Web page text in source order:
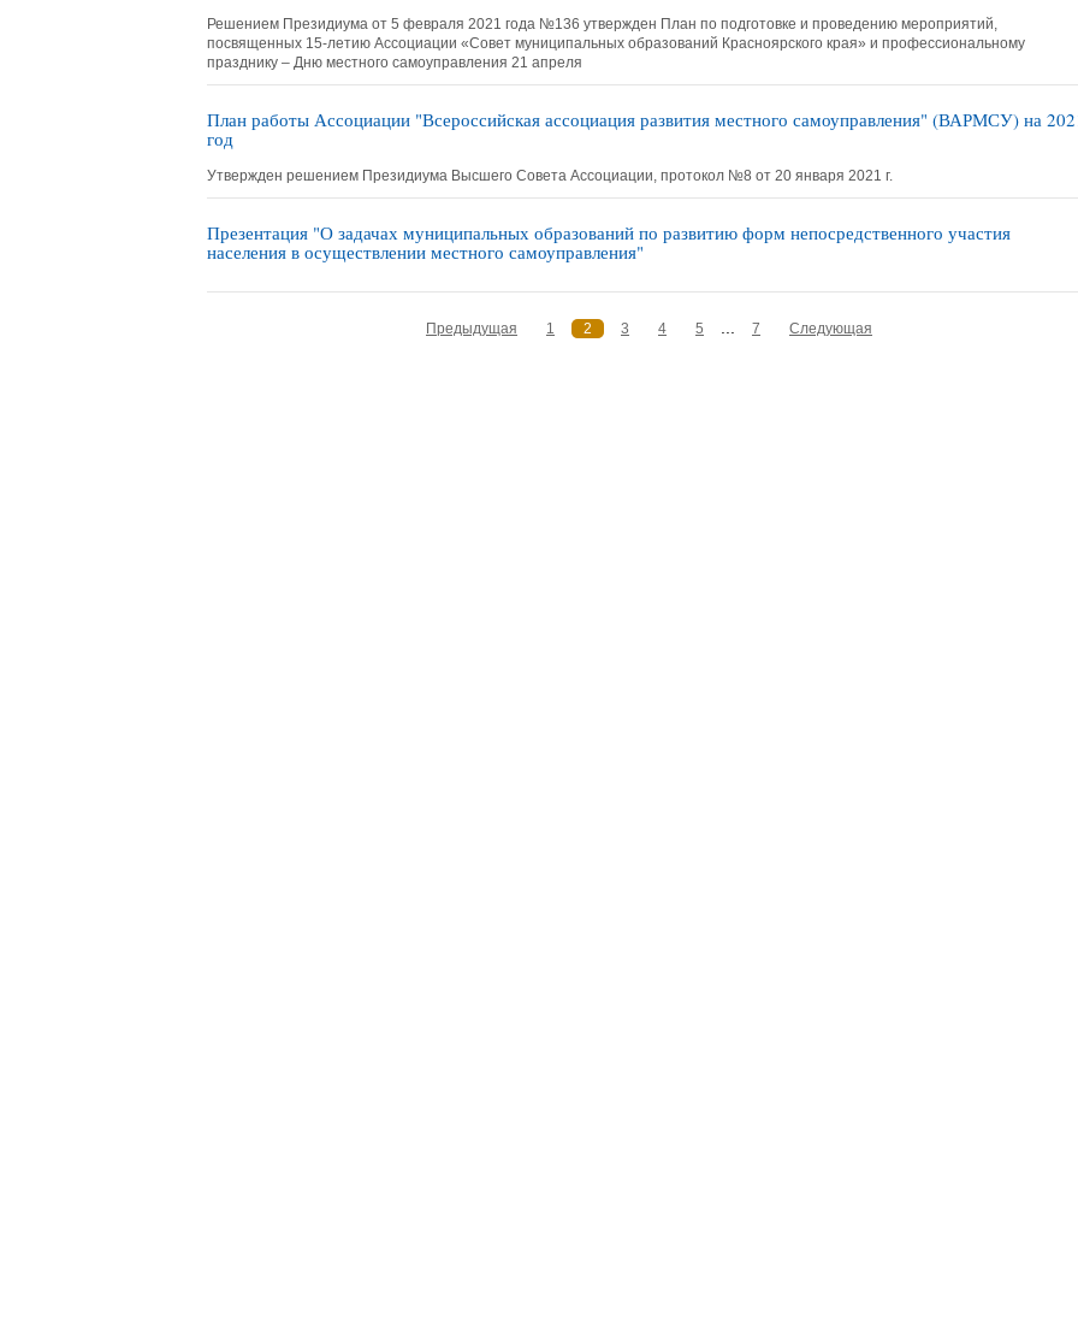
Решением Президиума от 5 февраля 2021 года №136 утвержден План по подготовке и проведению мероприятий,
посвященных 15-летию Ассоциации «Совет муниципальных образований Красноярского края» и профессиональному
празднику – Дню местного самоуправления 21 апреля
План работы Ассоциации "Всероссийская ассоциация развития местного самоуправления" (ВАРМСУ) на
год
Утвержден решением Президиума Высшего Совета Ассоциации, протокол №8 от 20 января 2021 г.
Презентация "О задачах муниципальных образований по развитию форм непосредственного участия
населения в осуществлении местного самоуправления"
Предыдущая 1 2 3 4 5 7 Следующая